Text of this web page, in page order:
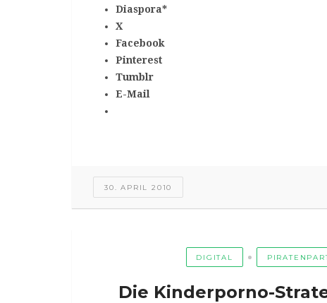
Diaspora*
X
Facebook
Pinterest
Tumblr
E-Mail
30. APRIL 2010
DIGITAL
Die Kinderporno-